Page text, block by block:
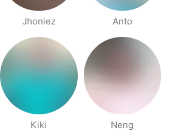
Jhoniez Anto
Kiki Neng